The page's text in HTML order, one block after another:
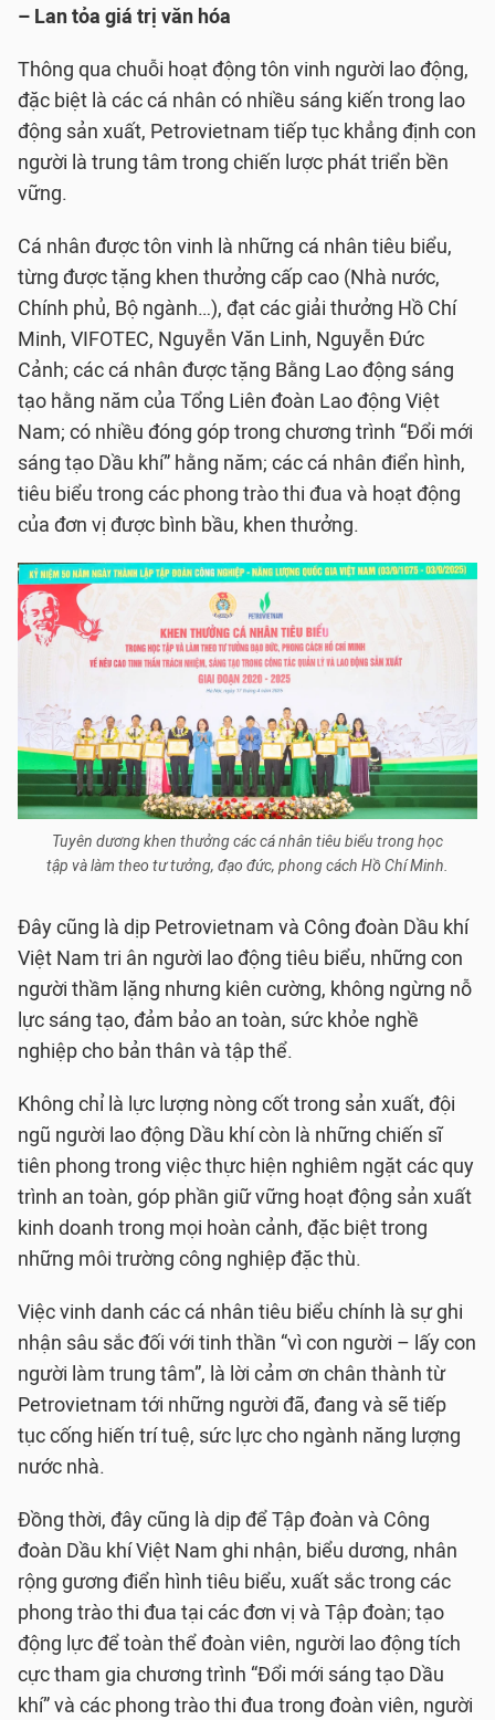
– Lan tỏa giá trị văn hóa
Thông qua chuỗi hoạt động tôn vinh người lao động,
đặc biệt là các cá nhân có nhiều sáng kiến trong lao
động sản xuất, Petrovietnam tiếp tục khẳng định con
người là trung tâm trong chiến lược phát triển bền
vững.
Cá nhân được tôn vinh là những cá nhân tiêu biểu,
từng được tặng khen thưởng cấp cao (Nhà nước,
Chính phủ, Bộ ngành…), đạt các giải thưởng Hồ Chí
Minh, VIFOTEC, Nguyễn Văn Linh, Nguyễn Đức
Cảnh; các cá nhân được tặng Bằng Lao động sáng
tạo hằng năm của Tổng Liên đoàn Lao động Việt
Nam; có nhiều đóng góp trong chương trình “Đổi mới
sáng tạo Dầu khí” hằng năm; các cá nhân điển hình,
tiêu biểu trong các phong trào thi đua và hoạt động
của đơn vị được bình bầu, khen thưởng.
Tuyên dương khen thưởng các cá nhân tiêu biểu trong học
tập và làm theo tư tưởng, đạo đức, phong cách Hồ Chí Minh.
Đây cũng là dịp Petrovietnam và Công đoàn Dầu khí
Việt Nam tri ân người lao động tiêu biểu, những con
người thầm lặng nhưng kiên cường, không ngừng nỗ
lực sáng tạo, đảm bảo an toàn, sức khỏe nghề
nghiệp cho bản thân và tập thể.
Không chỉ là lực lượng nòng cốt trong sản xuất, đội
ngũ người lao động Dầu khí còn là những chiến sĩ
tiên phong trong việc thực hiện nghiêm ngặt các quy
trình an toàn, góp phần giữ vững hoạt động sản xuất
kinh doanh trong mọi hoàn cảnh, đặc biệt trong
những môi trường công nghiệp đặc thù.
Việc vinh danh các cá nhân tiêu biểu chính là sự ghi
nhận sâu sắc đối với tinh thần “vì con người – lấy con
người làm trung tâm”, là lời cảm ơn chân thành từ
Petrovietnam tới những người đã, đang và sẽ tiếp
tục cống hiến trí tuệ, sức lực cho ngành năng lượng
nước nhà.
Đồng thời, đây cũng là dịp để Tập đoàn và Công
đoàn Dầu khí Việt Nam ghi nhận, biểu dương, nhân
rộng gương điển hình tiêu biểu, xuất sắc trong các
phong trào thi đua tại các đơn vị và Tập đoàn; tạo
động lực để toàn thể đoàn viên, người lao động tích
cực tham gia chương trình “Đổi mới sáng tạo Dầu
khí” và các phong trào thi đua trong đoàn viên, người